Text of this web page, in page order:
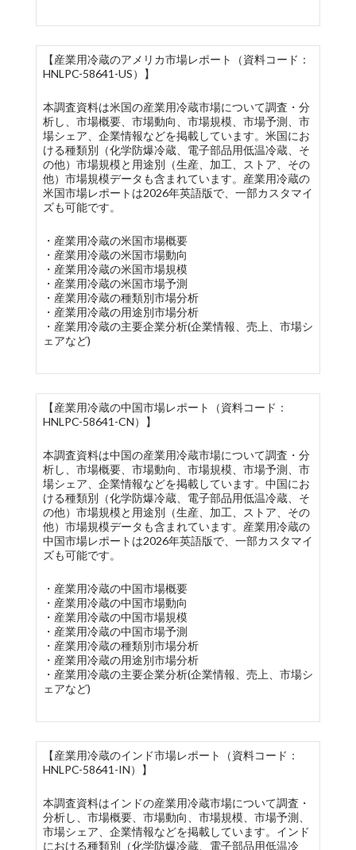
【産業用冷蔵のアメリカ市場レポート（資料コード：
HNLPC-58641-US）】
本調査資料は米国の産業用冷蔵市場について調査・分
析し、市場概要、市場動向、市場規模、市場予測、市
場シェア、企業情報などを掲載しています。米国にお
ける種類別（化学防爆冷蔵、電子部品用低温冷蔵、そ
の他）市場規模と用途別（生産、加工、ストア、その
他）市場規模データも含まれています。産業用冷蔵の
米国市場レポートは2026年英語版で、一部カスタマイ
ズも可能です。
・産業用冷蔵の米国市場概要
・産業用冷蔵の米国市場動向
・産業用冷蔵の米国市場規模
・産業用冷蔵の米国市場予測
・産業用冷蔵の種類別市場分析
・産業用冷蔵の用途別市場分析
・産業用冷蔵の主要企業分析(企業情報、売上、市場シ
ェアなど)
【産業用冷蔵の中国市場レポート（資料コード：
HNLPC-58641-CN）】
本調査資料は中国の産業用冷蔵市場について調査・分
析し、市場概要、市場動向、市場規模、市場予測、市
場シェア、企業情報などを掲載しています。中国にお
ける種類別（化学防爆冷蔵、電子部品用低温冷蔵、そ
の他）市場規模と用途別（生産、加工、ストア、その
他）市場規模データも含まれています。産業用冷蔵の
中国市場レポートは2026年英語版で、一部カスタマイ
ズも可能です。
・産業用冷蔵の中国市場概要
・産業用冷蔵の中国市場動向
・産業用冷蔵の中国市場規模
・産業用冷蔵の中国市場予測
・産業用冷蔵の種類別市場分析
・産業用冷蔵の用途別市場分析
・産業用冷蔵の主要企業分析(企業情報、売上、市場シ
ェアなど)
【産業用冷蔵のインド市場レポート（資料コード：
HNLPC-58641-IN）】
本調査資料はインドの産業用冷蔵市場について調査・
分析し、市場概要、市場動向、市場規模、市場予測、
市場シェア、企業情報などを掲載しています。インド
における種類別（化学防爆冷蔵、電子部品用低温冷